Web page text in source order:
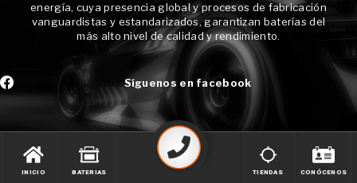
energía, cuya presencia global y procesos de fabricación
vanguardistas y estandarizados, garantizan baterías del
más alto nivel de calidad y rendimiento.
Síguenos en facebook
INICIO BATERIAS TIENDAS CONÓCENOS